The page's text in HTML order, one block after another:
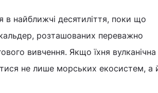
найближчі десятиліття, поки що
розташованих переважно
вивчення. Якщо їхня вулканічна
не лише морських екосистем, а